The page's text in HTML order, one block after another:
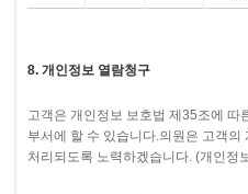
8. 개인정보 열람청구
고객은 개인정보 보호법 제35조에 따
부서에 할 수 있습니다.의원은 고객의
처리되도록 노력하겠습니다. (개인정